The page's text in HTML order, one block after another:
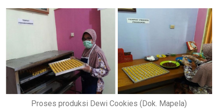
Proses produksi Dewi Cookies (Dok. Mapela)